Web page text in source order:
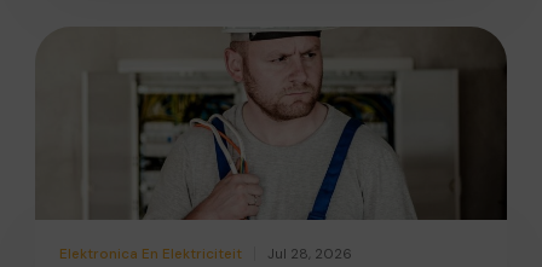
Elektronica En Elektriciteit Jul 28, 2026